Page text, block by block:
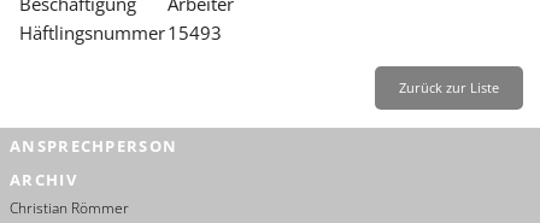
SERVICE
Leichte Sprache
Häftlingsnummer15493
Zurück zur Liste
ANSPRECHPERSON
ARCHIV
Christian Römmer